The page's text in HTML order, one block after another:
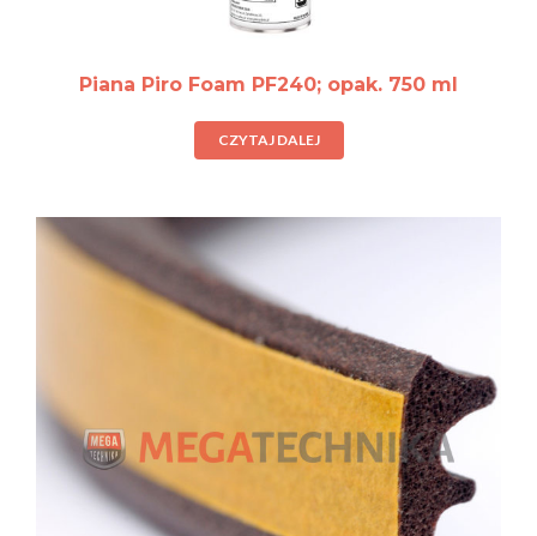
Piana Piro Foam PF240; opak. 750 ml
CZYTAJ DALEJ